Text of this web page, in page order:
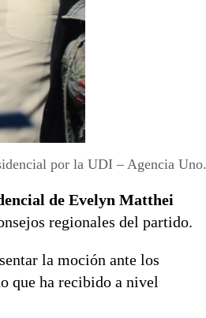
por la UDI – Agencia Uno.
de Evelyn Matthei
regionales del partido.
la moción ante los
que ha recibido a nivel